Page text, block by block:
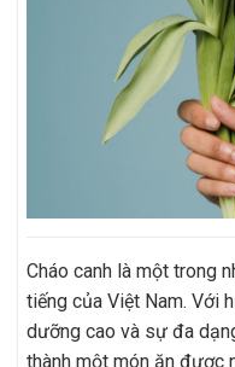
Cháo canh là một trong
tiếng của Việt Nam. Với
dưỡng cao và sự đa
thành một món ăn được